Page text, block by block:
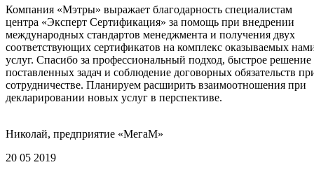
Компания «Мэтры» выражает благодарность специалистам
центра «Эксперт Сертификация» за помощь при внедрении
международных стандартов менеджмента и получения двух
соответствующих сертификатов на комплекс оказываемых
услуг. Спасибо за профессиональный подход, быстрое решение
поставленных задач и соблюдение договорных обязательств
сотрудничестве. Планируем расширить взаимоотношения при
декларировании новых услуг в перспективе.
Николай, предприятие «МегаМ»
20 05 2019